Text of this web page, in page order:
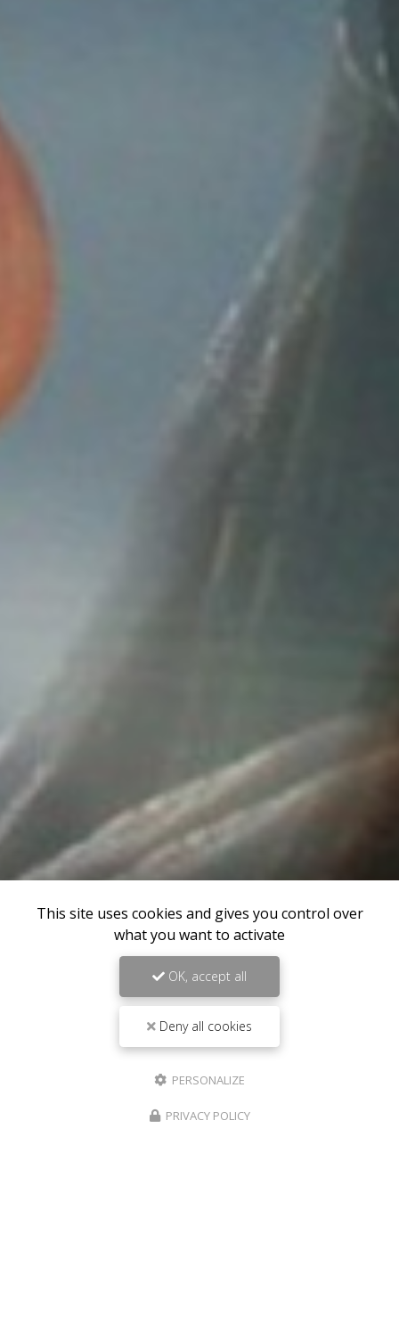
This site uses cookies and gives you control over
what you want to activate
OK, accept all
Deny all cookies
PERSONALIZE
PRIVACY POLICY